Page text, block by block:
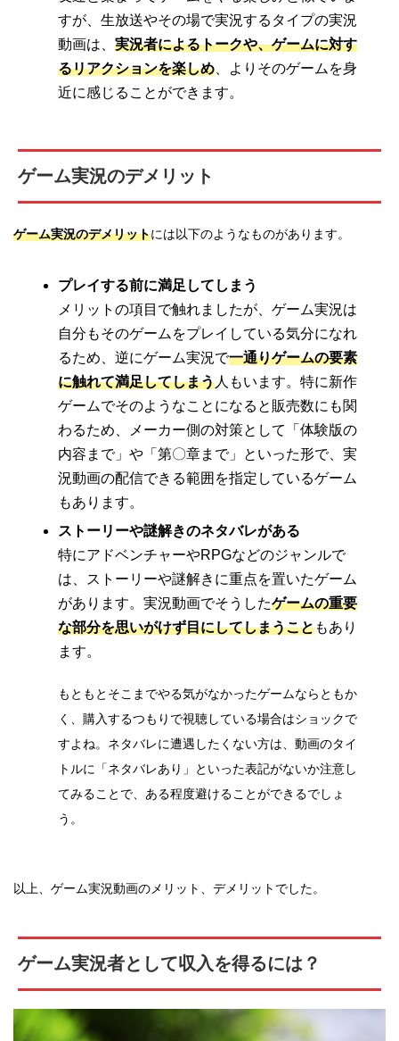
すが、生放送やその場で実況するタイプの実況
動画は、 実況者によるトークや、ゲームに対す
るリアクションを楽しめ 、よりそのゲームを身
近に感じることができます。
ゲーム実況のデメリット
ゲーム実況のデメリットには以下のようなものがあります。
プレイする前に満足してしまう
メリットの項目で触れましたが、ゲーム実況は
自分もそのゲームをプレイしている気分になれ
るため、逆にゲーム実況で一通りゲームの要素
に触れて満足してしまう人もいます。特に新作
ゲームでそのようなことになると販売数にも関
わるため、メーカー側の対策として「体験版の
内容まで」や「第〇章まで」といった形で、実
況動画の配信できる範囲を指定しているゲーム
もあります。
ストーリーや謎解きのネタバレがある
特にアドベンチャーやRPGなどのジャンルで
は、ストーリーや謎解きに重点を置いたゲーム
があります。実況動画でそうしたゲームの重要
な部分を思いがけず目にしてしまうこともあり
ます。
もともとそこまでやる気がなかったゲームならともか
く、購入するつもりで視聴している場合はショックで
すよね。ネタバレに遭遇したくない方は、動画のタイ
トルに「ネタバレあり」といった表記がないか注意し
てみることで、ある程度避けることができるでしょ
う。
以上、ゲーム実況動画のメリット、デメリットでした。
ゲーム実況者として収入を得るには？